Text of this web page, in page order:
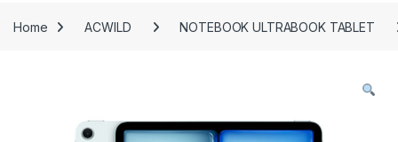
Home ACWILD NOTEBOOK ULTRABOOK TABLET